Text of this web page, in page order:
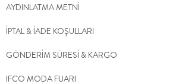
AYDINLATMA METNİ
İPTAL & İADE KOŞULLARI
GÖNDERİM SÜRESİ & KARGO
IFCO MODA FUARI